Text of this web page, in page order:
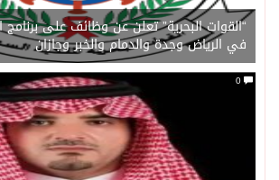
“القوات البحرية” تعلن عن وظائف على برنامج
في الرياض وجدة والدمام والخبر وجازان